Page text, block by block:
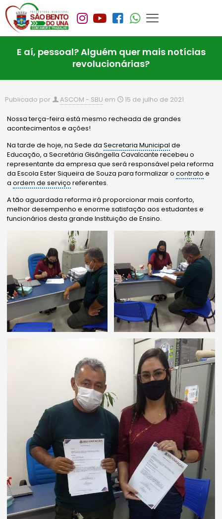
E aí, pessoal? Alguém quer mais notícias
revolucionárias?
Publicado por ASCOM - SBU em 15 de julho de 2021
Nossa terça-feira está mesmo recheada de grandes
acontecimentos e ações!
Na tarde de hoje, na Sede daSecretaria Municipal de
Educação, a Secretária Gisângella Cavalcante recebeu o
representante da empresa que será responsável pela reforma
da Escola Ester Siqueira de Souza para formalizar ocontrato e
aordem de serviço referentes.
A tão aguardada reforma irá proporcionar mais conforto,
melhor desempenho e enorme satisfação aos estudantes e
funcionários desta grande Instituição de Ensino.